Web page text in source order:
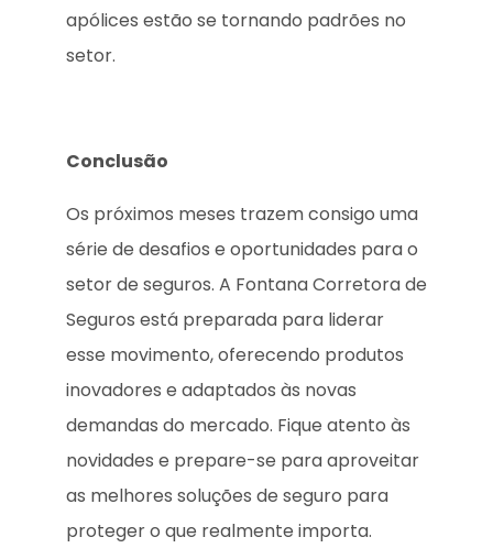
apólices estão se tornando padrões no
setor.
Conclusão
Os próximos meses trazem consigo uma
série de desafios e oportunidades para o
setor de seguros. A Fontana Corretora de
Seguros está preparada para liderar
esse movimento, oferecendo produtos
inovadores e adaptados às novas
demandas do mercado. Fique atento às
novidades e prepare-se para aproveitar
as melhores soluções de seguro para
proteger o que realmente importa.